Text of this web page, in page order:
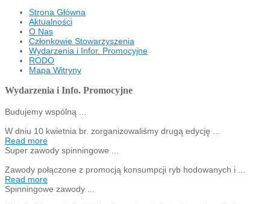
Strona Główna
Aktualności
O Nas
Członkowie Stowarzyszenia
Wydarzenia i Infor. Promocyjne
RODO
Mapa Witryny
Wydarzenia i Info. Promocyjne
Budujemy wspólną ...
W dniu 10 kwietnia br. zorganizowaliśmy drugą edycję ...
Read more
Super zawody spinningowe ...
Zawody połączone z promocją konsumpcji ryb hodowanych i ...
Read more
Spinningowe zawody ...